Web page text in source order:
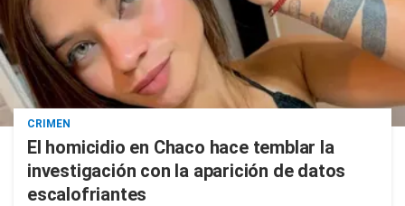
CRIMEN
El homicidio en Chaco hace temblar la
investigación con la aparición de datos
escalofriantes